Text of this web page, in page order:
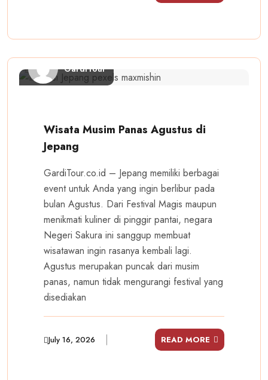
GardiTour
Wisata Musim Panas Agustus di
Jepang
GardiTour.co.id – Jepang memiliki berbagai
event untuk Anda yang ingin berlibur pada
bulan Agustus. Dari Festival Magis maupun
menikmati kuliner di pinggir pantai, negara
Negeri Sakura ini sanggup membuat
wisatawan ingin rasanya kembali lagi.
Agustus merupakan puncak dari musim
panas, namun tidak mengurangi festival yang
disediakan
July 16, 2026 READ MORE